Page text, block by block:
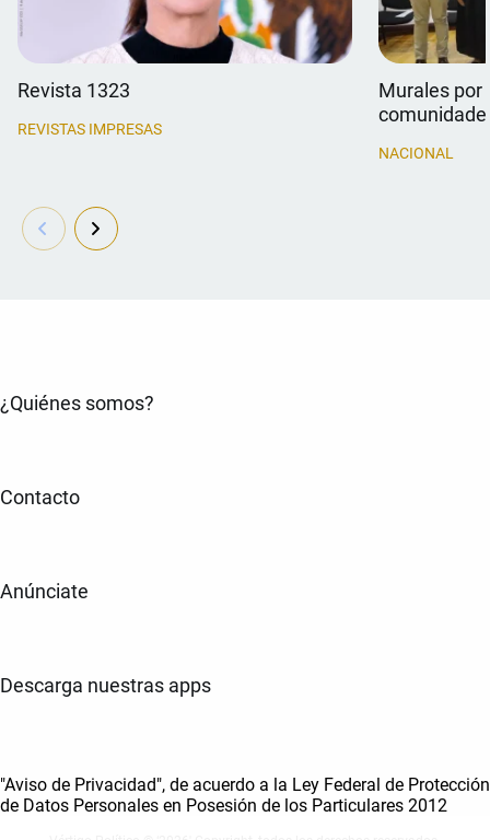
Revista 1323
REVISTAS IMPRESAS
Murales por
NACIONAL
¿Quiénes somos?
Contacto
Anúnciate
Descarga nuestras apps
"Aviso de Privacidad", de acuerdo a la Ley Federal de Protección
de Datos Personales en Posesión de los Particulares 2012